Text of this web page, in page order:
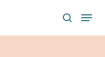
search
Menu